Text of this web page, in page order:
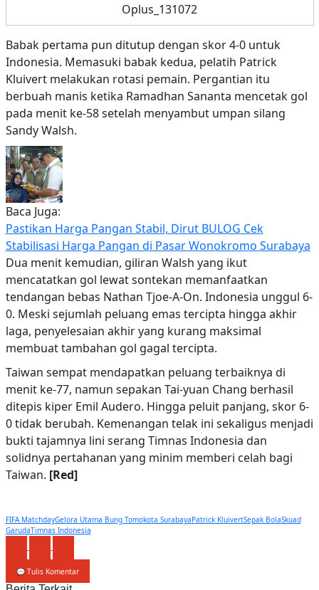
Oplus_131072
Babak pertama pun ditutup dengan skor 4-0 untuk
Indonesia. Memasuki babak kedua, pelatih Patrick
Kluivert melakukan rotasi pemain. Pergantian itu
berbuah manis ketika Ramadhan Sananta mencetak gol
pada menit ke-58 setelah menyambut umpan silang
Sandy Walsh.
Baca Juga:
Pastikan Harga Pangan Stabil, Dirut BULOG Cek
Stabilisasi Harga Pangan di Pasar Wonokromo Surabaya
Dua menit kemudian, giliran Walsh yang ikut
mencatatkan gol lewat sontekan memanfaatkan
tendangan bebas Nathan Tjoe-A-On. Indonesia unggul 6-
0. Meski sejumlah peluang emas tercipta hingga akhir
laga, penyelesaian akhir yang kurang maksimal
membuat tambahan gol gagal tercipta.
Taiwan sempat mendapatkan peluang terbaiknya di
menit ke-77, namun sepakan Tai-yuan Chang berhasil
ditepis kiper Emil Audero. Hingga peluit panjang, skor 6-
0 tidak berubah. Kemenangan telak ini sekaligus menjadi
bukti tajamnya lini serang Timnas Indonesia dan
solidnya pertahanan yang minim memberi celah bagi
Taiwan. [Red]
FIFA MatchdayGelora Utama Bung Tomokota SurabayaPatrick KluivertSepak BolaSkuad
GarudaTimnas Indonesia
💬 Tulis Komentar